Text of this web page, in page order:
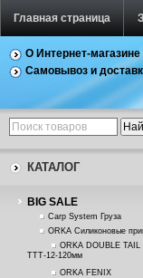
Главная страница
О Интернет-магазине
Самовывоз и
КАТАЛОГ
BIG SALE
Carp System Груза
ORKA Силиконовые
ORKA DOUBLE TAIL
TTT-12-120мм
ORKA FENIX